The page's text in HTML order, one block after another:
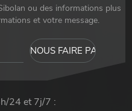
ou des informations plus
et votre message.
24 et 7j/7 :